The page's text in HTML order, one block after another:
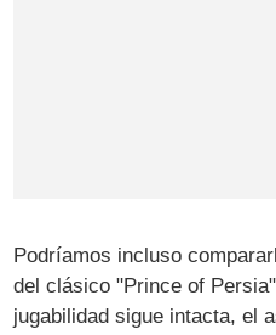
Podríamos incluso
del clásico "Prince of
jugabilidad sigue intacta, el